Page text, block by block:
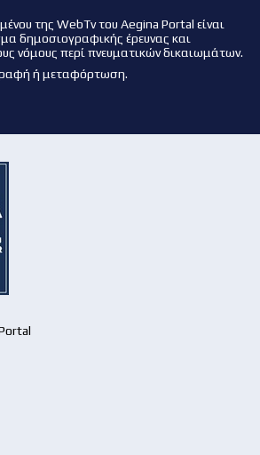
της WebTv του Aegina Portal είναι
δημοσιογραφικής έρευνας και
νόμους περί πνευματικών δικαιωμάτων.
ή μεταφόρτωση.